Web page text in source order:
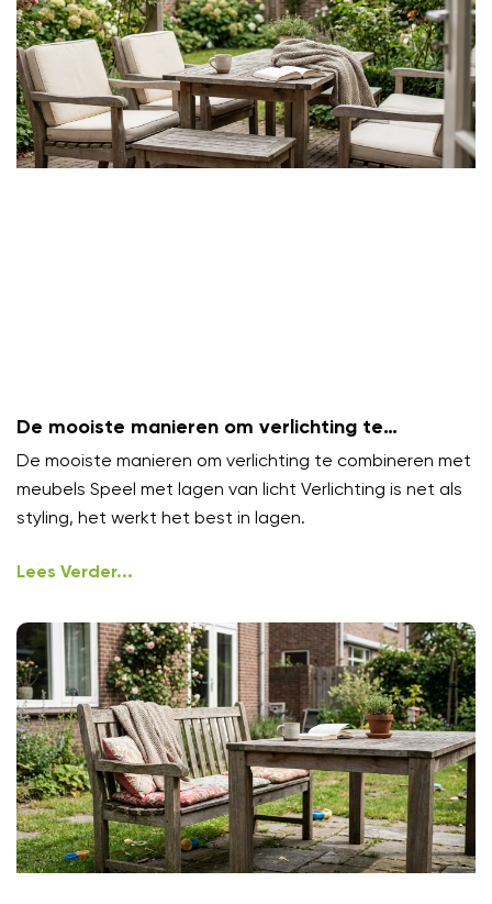
De mooiste manieren om verlichting te
combineren met meubels
De mooiste manieren om verlichting te combineren met
meubels Speel met lagen van licht Verlichting is net als
styling, het werkt het best in lagen.
Lees Verder...